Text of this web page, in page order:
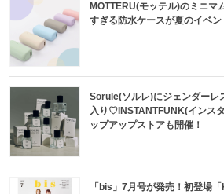
MOTTERU(モッテル)のミニマ
すぎる防水ケースが夏のイベン
Sorule(ソルレ)にジェンダーレ
入り♡INSTANTFUNK(インス
ップアップストアも開催！
「bis」7月号が発売！初登場